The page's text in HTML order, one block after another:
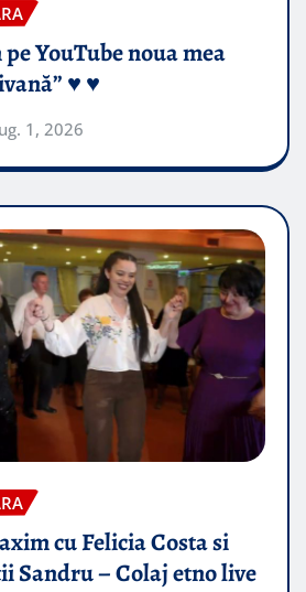
YouTube noua mea
♥️ ♥️
1, 2026
cu Felicia Costa si
Sandru – Colaj etno live